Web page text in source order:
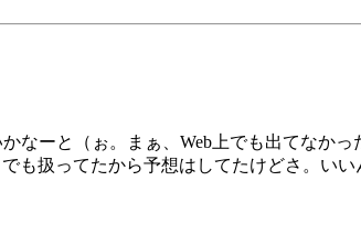
ーと（ぉ。まぁ、Web上でも出てなか
も扱ってたから予想はしてたけどさ。い